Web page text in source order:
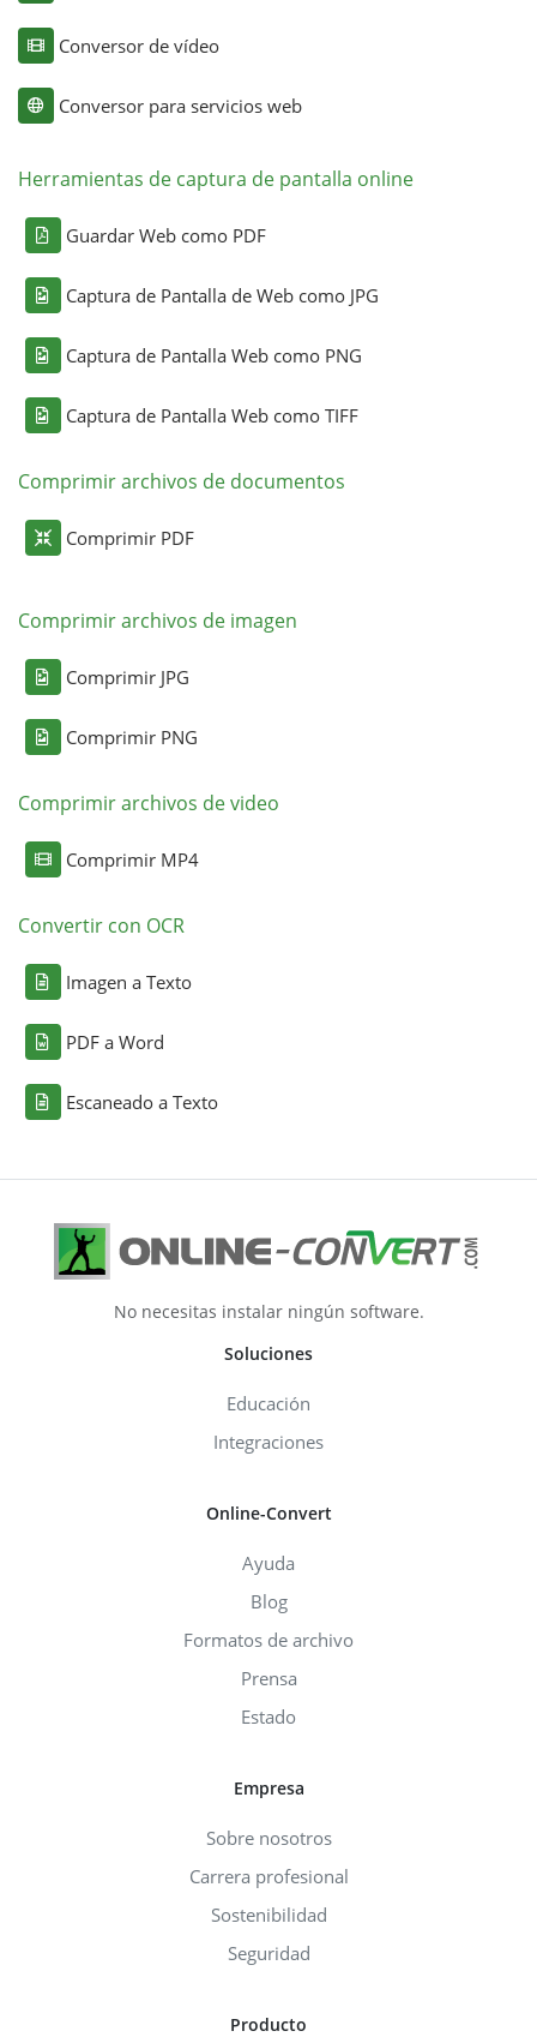
Conversor de vídeo
Conversor para servicios web
Herramientas de captura de pantalla online
Guardar Web como PDF
Captura de Pantalla de Web como JPG
Captura de Pantalla Web como PNG
Captura de Pantalla Web como TIFF
Comprimir archivos de documentos
Comprimir PDF
Comprimir archivos de imagen
Comprimir JPG
Comprimir PNG
Comprimir archivos de video
Comprimir MP4
Convertir con OCR
Imagen a Texto
PDF a Word
Escaneado a Texto
No necesitas instalar ningún software.
Soluciones
Educación
Integraciones
Online-Convert
Ayuda
Blog
Formatos de archivo
Prensa
Estado
Empresa
Sobre nosotros
Carrera profesional
Sostenibilidad
Seguridad
Producto